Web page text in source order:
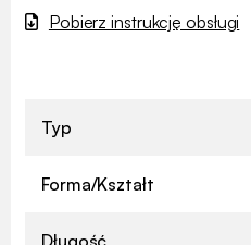
Pobierz instrukcję obsługi
Typ
Forma/Kształt
Długość